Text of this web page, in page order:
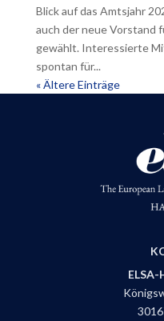
Blick auf das Amtsjahr
auch der neue Vorstand
gewählt. Interessierte
spontan für...
« Ältere Einträge
ELSA-